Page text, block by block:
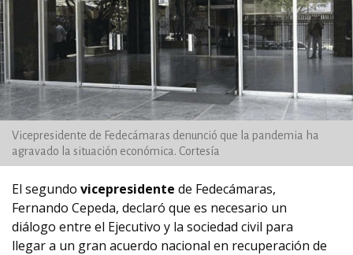
Vicepresidente de Fedecámaras denunció que la pandemia ha
agravado la situación económica. Cortesía
El segundo vicepresidente de Fedecámaras,
Fernando Cepeda, declaró que es necesario un
diálogo entre el Ejecutivo y la sociedad civil para
llegar a un gran acuerdo nacional en recuperación de